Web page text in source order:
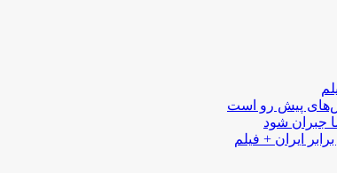
پیش رو است
جبران شود
ایران + فیلم